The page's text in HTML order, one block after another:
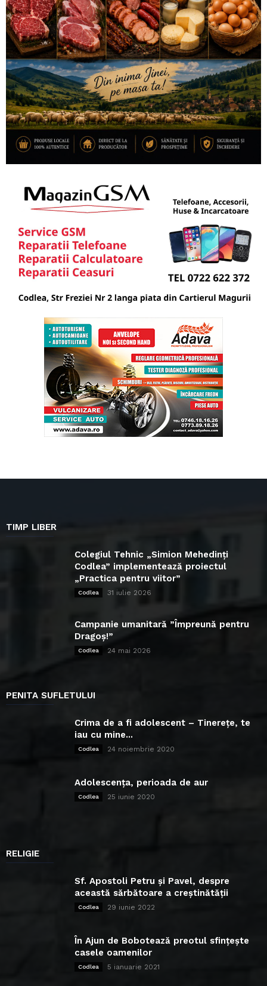
TIMP LIBER
Colegiul Tehnic „Simion Mehedinți
Codlea” implementează proiectul
„Practica pentru viitor”
Codlea 31 iulie 2026
Campanie umanitară ”Împreună pentru
Dragoș!”
Codlea 24 mai 2026
PENITA SUFLETULUI
Crima de a fi adolescent – Tinerețe, te
iau cu mine...
Codlea 24 noiembrie 2020
Adolescența, perioada de aur
Codlea 25 iunie 2020
RELIGIE
Sf. Apostoli Petru și Pavel, despre
această sărbătoare a creștinătății
Codlea 29 iunie 2022
În Ajun de Bobotează preotul sfințește
casele oamenilor
Codlea 5 ianuarie 2021